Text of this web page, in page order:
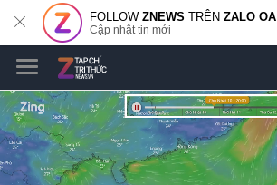
FOLLOWZNEWS TRÊNZALO OA
Cập nhật tin mới